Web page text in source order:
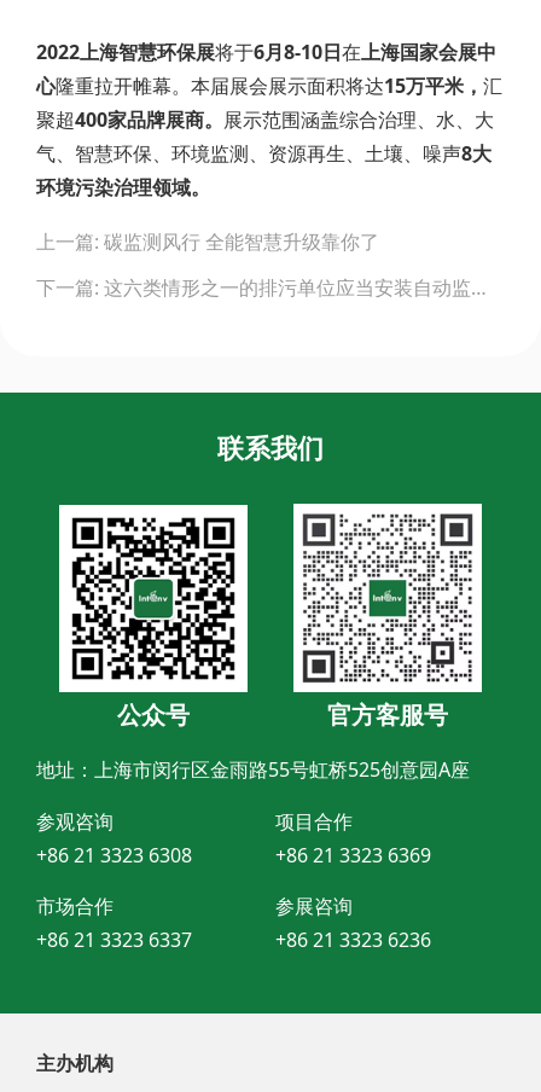
2022上海智慧环保展将于6月8-10日在上海国家会展中
心隆重拉开帷幕。本届展会展示面积将达15万平米， 汇
聚超400家品牌展商。 展示范围涵盖综合治理、水、大
气、智慧环保、环境监测、资源再生、土壤、噪声8大
环境污染治理领域。
navigation
上一篇: 碳监测风行 全能智慧升级靠你了
下一篇: 这六类情形之一的排污单位应当安装自动监测设备！省厅发布首套规范性文件
联系我们
公众号 官方客服号
地址：上海市闵行区金雨路55号虹桥525创意园A座
参观咨询
+86 21 3323 6308
项目合作
+86 21 3323 6369
市场合作
+86 21 3323 6337
参展咨询
+86 21 3323 6236
主办机构